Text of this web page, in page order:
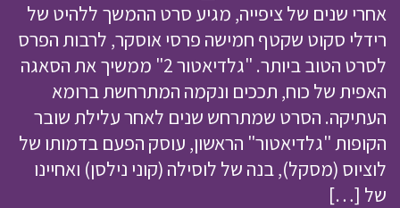
אחרי שנים של ציפייה, מגיע סרט ההמשך ללהיט של
רידלי סקוט שקטף חמישה פרסי אוסקר, לרבות הפרס
לסרט הטוב ביותר. "גלדיאטור 2" ממשיך את הסאגה
האפית של כוח, תככים ונקמה המתרחשת ברומא
העתיקה. הסרט שמתרחש שנים לאחר עלילת שובר
הקופות "גלדיאטור" הראשון, עוסק הפעם בדמותו של
לוציוס (מסקל), בנה של לוסילה (קוני נילסן) ואחיינו
של […]